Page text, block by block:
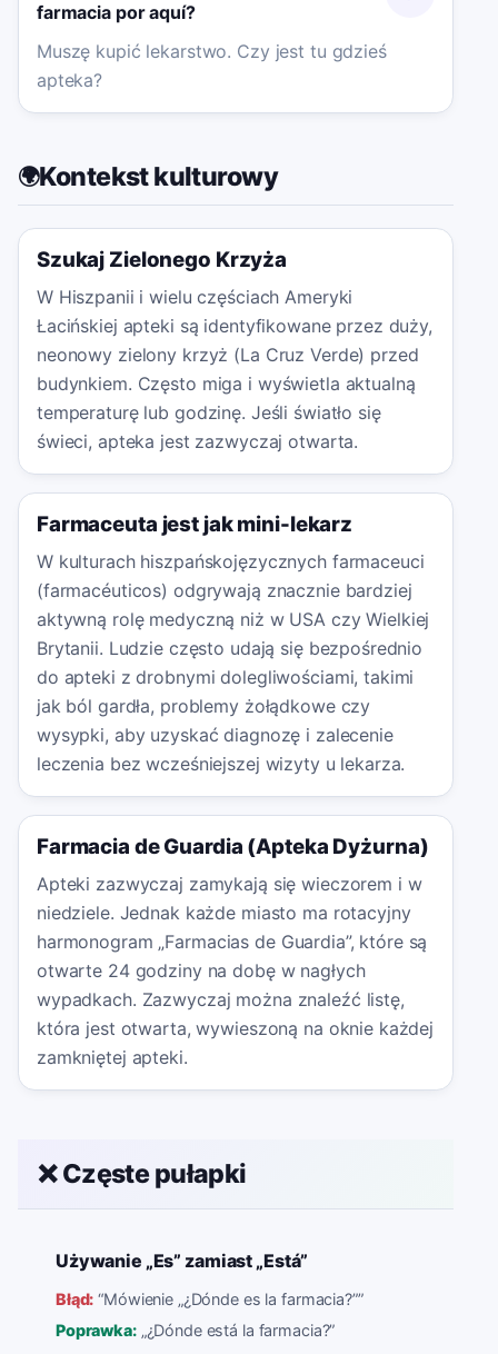
farmacia por aquí?
Muszę kupić lekarstwo. Czy jest tu gdzieś
apteka?
🌍Kontekst kulturowy
Szukaj Zielonego Krzyża
W Hiszpanii i wielu częściach Ameryki
Łacińskiej apteki są identyfikowane przez duży,
neonowy zielony krzyż (La Cruz Verde) przed
budynkiem. Często miga i wyświetla aktualną
temperaturę lub godzinę. Jeśli światło się
świeci, apteka jest zazwyczaj otwarta.
Farmaceuta jest jak mini-lekarz
W kulturach hiszpańskojęzycznych farmaceuci
(farmacéuticos) odgrywają znacznie bardziej
aktywną rolę medyczną niż w USA czy Wielkiej
Brytanii. Ludzie często udają się bezpośrednio
do apteki z drobnymi dolegliwościami, takimi
jak ból gardła, problemy żołądkowe czy
wysypki, aby uzyskać diagnozę i zalecenie
leczenia bez wcześniejszej wizyty u lekarza.
Farmacia de Guardia (Apteka Dyżurna)
Apteki zazwyczaj zamykają się wieczorem i w
niedziele. Jednak każde miasto ma rotacyjny
harmonogram „Farmacias de Guardia”, które są
otwarte 24 godziny na dobę w nagłych
wypadkach. Zazwyczaj można znaleźć listę,
która jest otwarta, wywieszoną na oknie każdej
zamkniętej apteki.
❌ Częste pułapki
Używanie „Es” zamiast „Está”
Błąd: “Mówienie „¿Dónde es la farmacia?””
Poprawka: „¿Dónde está la farmacia?”